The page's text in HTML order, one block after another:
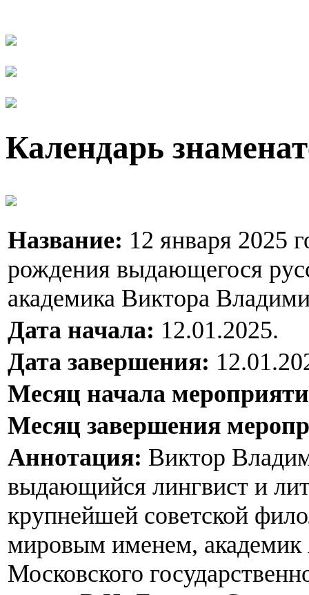
Календарь
Название: 12 января 2025
рождения выдающегося
академика Виктора
Дата начала: 12.01.2025.
Дата завершения:
Месяц начала
Месяц завершения
Аннотация: Виктор
выдающийся лингвист и
крупнейшей советской
мировым именем,
Московского